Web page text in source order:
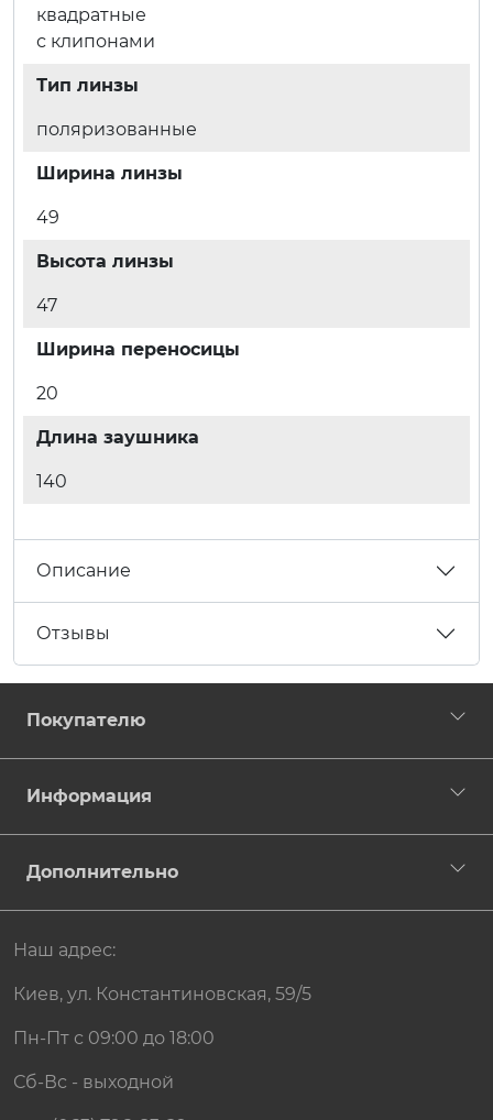
квадратные
с клипонами
Тип линзы
поляризованные
Ширина линзы
49
Высота линзы
47
Ширина переносицы
20
Длина заушника
140
Описание
Отзывы
Покупателю
Информация
Дополнительно
Наш адрес:
Киев, ул. Константиновская, 59/5
Пн-Пт с 09:00 до 18:00
Сб-Вс - выходной